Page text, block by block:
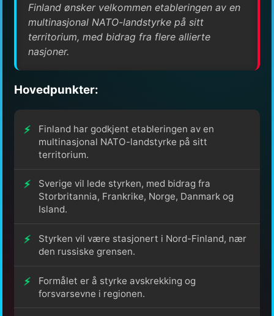
Finland ønsker velkommen etableringen av en
multinasjonal NATO-landstyrke på sitt
territorium, med bidrag fra flere allierte
nasjoner.
Hovedpunkter:
Finland har godkjent etableringen av en
multinasjonal NATO-landstyrke på sitt
territorium.
Sverige vil lede styrken, med bidrag fra
Storbritannia, Frankrike, Norge, Danmark og
Island.
Styrken vil være stasjonert i Nord-Finland, nær
den russiske grensen.
Formålet er å styrke avskrekking og
forsvarsevne i regionen.